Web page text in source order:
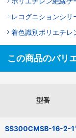
レコグニションシリ
着色識別ポリエチレ
この商品のバリ
型番
SS300CMSB-16-2-